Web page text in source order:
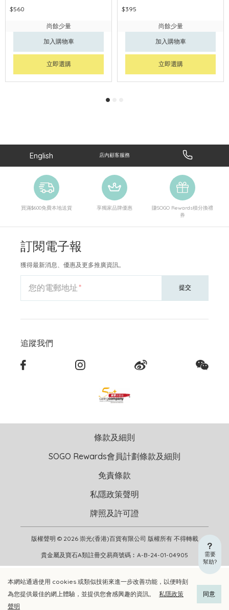
加入購物車 立即選購
$560
尚餘少量
加入購物車
立即選購
$395
尚餘少量
加入購物車
立即選購
本網站通過使用 cookies 或類似技術來進一步改善功能，以便時刻
為您提供最佳的網上體驗，並提供您會感興趣的資訊。
私隱政策
聲明
同意
需要
幫助?
English 店內顧客服務
買滿$600免費本地送貨 享獨家品牌優惠
賺SOGO Rewards積分換禮
券
訂閱電子報
獲得最新消息、優惠及更多推廣資訊。
您的電郵地址 提交
追蹤我們
版權聲明 © 2026 崇光(香港)百貨有限公司 版權所有 不得轉載
貴金屬及寶石A類註冊交易商號碼︰A-B-24-01-04905
條款及細則
SOGO Rewards會員計劃條款及細則
免責條款
私隱政策聲明
牌照及許可證